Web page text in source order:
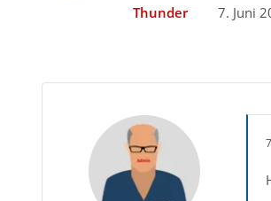
Thunder 7. Juni